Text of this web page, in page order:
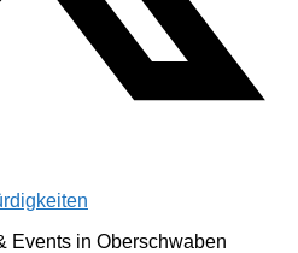
Events in Oberschwaben